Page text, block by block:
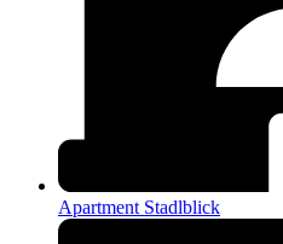
Apartment Stadlblick